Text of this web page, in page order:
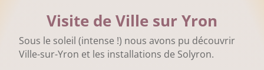
Visite de Ville sur Yron
Sous le soleil (intense !) nous avons pu découvrir
Ville-sur-Yron et les installations de Solyron.